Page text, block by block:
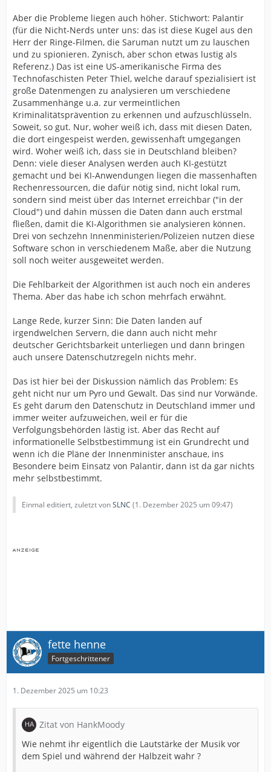
Aber die Probleme liegen auch höher. Stichwort: Palantir
(für die Nicht-Nerds unter uns: das ist diese Kugel aus den
Herr der Ringe-Filmen, die Saruman nutzt um zu lauschen
und zu spionieren. Zynisch, aber schon etwas lustig als
Referenz.) Das ist eine US-amerikanische Firma des
Technofaschisten Peter Thiel, welche darauf spezialisiert ist
große Datenmengen zu analysieren um verschiedene
Zusammenhänge u.a. zur vermeintlichen
Kriminalitätsprävention zu erkennen und aufzuschlüsseln.
Soweit, so gut. Nur, woher weiß ich, dass mit diesen Daten,
die dort eingespeist werden, gewissenhaft umgegangen
wird. Woher weiß ich, dass sie in Deutschland bleiben?
Denn: viele dieser Analysen werden auch KI-gestützt
gemacht und bei KI-Anwendungen liegen die massenhaften
Rechenressourcen, die dafür nötig sind, nicht lokal rum,
sondern sind meist über das Internet erreichbar ("in der
Cloud") und dahin müssen die Daten dann auch erstmal
fließen, damit die KI-Algorithmen sie analysieren können.
Drei von sechzehn Innenministerien/Polizeien nutzen diese
Software schon in verschiedenem Maße, aber die Nutzung
soll noch weiter ausgeweitet werden.
Die Fehlbarkeit der Algorithmen ist auch noch ein anderes
Thema. Aber das habe ich schon mehrfach erwähnt.
Lange Rede, kurzer Sinn: Die Daten landen auf
irgendwelchen Servern, die dann auch nicht mehr
deutscher Gerichtsbarkeit unterliegen und dann bringen
auch unsere Datenschutzregeln nichts mehr.
Das ist hier bei der Diskussion nämlich das Problem: Es
geht nicht nur um Pyro und Gewalt. Das sind nur Vorwände.
Es geht darum den Datenschutz in Deutschland immer und
immer weiter aufzuweichen, weil er für die
Verfolgungsbehörden lästig ist. Aber das Recht auf
informationelle Selbstbestimmung ist ein Grundrecht und
wenn ich die Pläne der Innenminister anschaue, ins
Besondere beim Einsatz von Palantir, dann ist da gar nichts
mehr selbstbestimmt.
Einmal editiert, zuletzt vonSLNC (1. Dezember 2025 um 09:47)
fette henne
Fortgeschrittener
1. Dezember 2025 um 10:23
Zitat von HankMoody
Wie nehmt ihr eigentlich die Lautstärke der Musik vor
dem Spiel und während der Halbzeit wahr ?